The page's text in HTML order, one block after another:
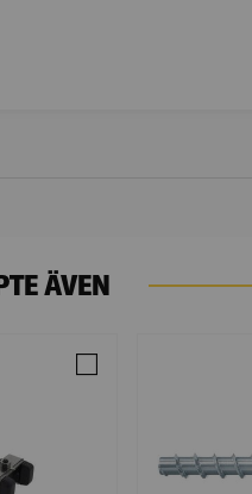
ÄVEN
LITHIUMJämför PANELNOS